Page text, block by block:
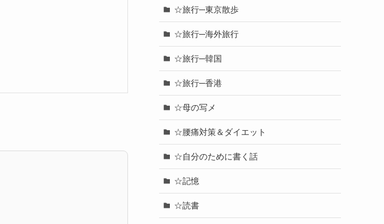
☆旅行─東京散歩
☆旅行─海外旅行
☆旅行─韓国
☆旅行─香港
☆母の写メ
☆腰痛対策＆ダイエット
☆自分のために書く話
☆記憶
☆読書